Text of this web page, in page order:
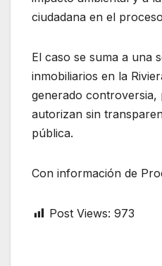
ciudadana en el
El caso se suma a una
inmobiliarios en la
generado
autorizan sin
pública.
Con información de
Post Views: 973